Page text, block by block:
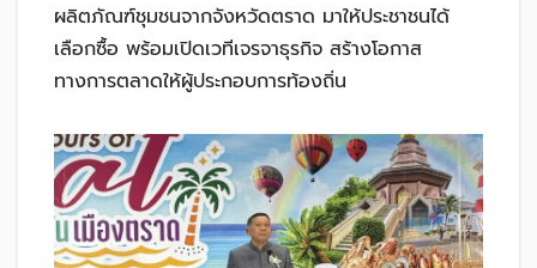
ผลิตภัณฑ์ชุมชนจากจังหวัดตราด มาให้ประชาชนได้
เลือกซื้อ พร้อมเปิดเวทีเจรจาธุรกิจ สร้างโอกาส
ทางการตลาดให้ผู้ประกอบการท้องถิ่น